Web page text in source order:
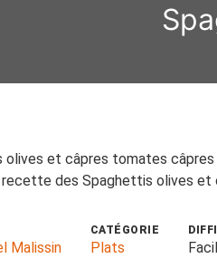
et câpres tomates câpres
des Spaghettis olives et
Malissin
CATÉGORIE
Plats